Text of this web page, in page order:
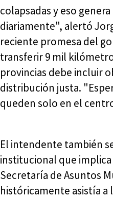
colapsadas y eso
diariamente", alertó
reciente promesa del
transferir 9 mil
provincias debe incluir
distribución justa.
queden solo en el
El intendente también
institucional que
Secretaría de Asuntos
históricamente asistía a